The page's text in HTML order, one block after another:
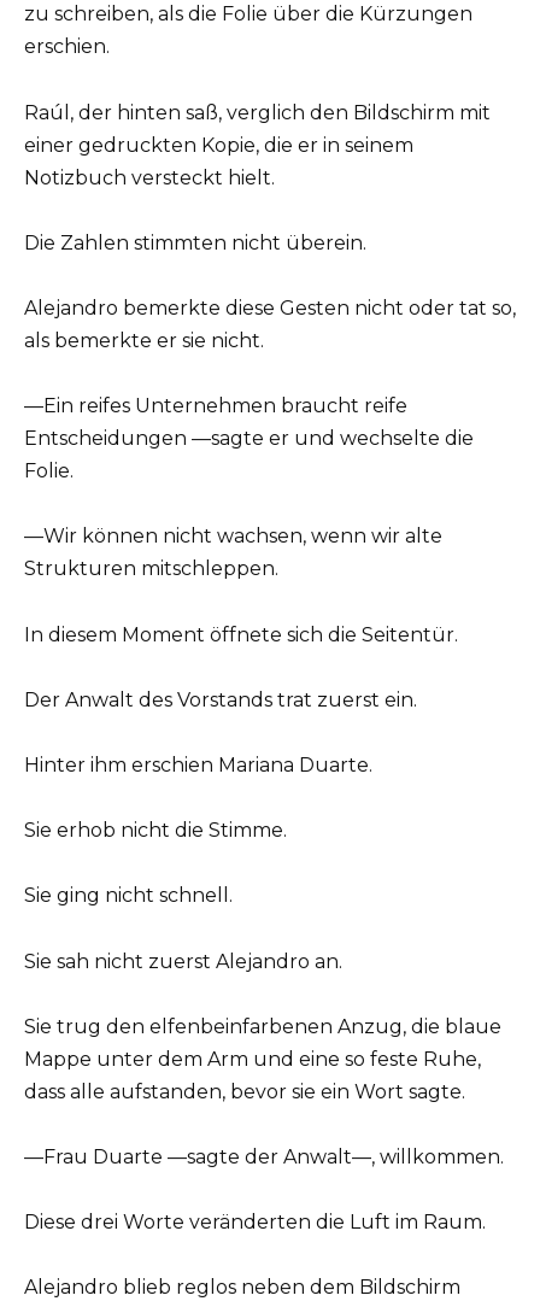
zu schreiben, als die Folie über die Kürzungen
erschien.
Raúl, der hinten saß, verglich den Bildschirm mit
einer gedruckten Kopie, die er in seinem
Notizbuch versteckt hielt.
Die Zahlen stimmten nicht überein.
Alejandro bemerkte diese Gesten nicht oder tat so,
als bemerkte er sie nicht.
—Ein reifes Unternehmen braucht reife
Entscheidungen —sagte er und wechselte die
Folie.
—Wir können nicht wachsen, wenn wir alte
Strukturen mitschleppen.
In diesem Moment öffnete sich die Seitentür.
Der Anwalt des Vorstands trat zuerst ein.
Hinter ihm erschien Mariana Duarte.
Sie erhob nicht die Stimme.
Sie ging nicht schnell.
Sie sah nicht zuerst Alejandro an.
Sie trug den elfenbeinfarbenen Anzug, die blaue
Mappe unter dem Arm und eine so feste Ruhe,
dass alle aufstanden, bevor sie ein Wort sagte.
—Frau Duarte —sagte der Anwalt—, willkommen.
Diese drei Worte veränderten die Luft im Raum.
Alejandro blieb reglos neben dem Bildschirm